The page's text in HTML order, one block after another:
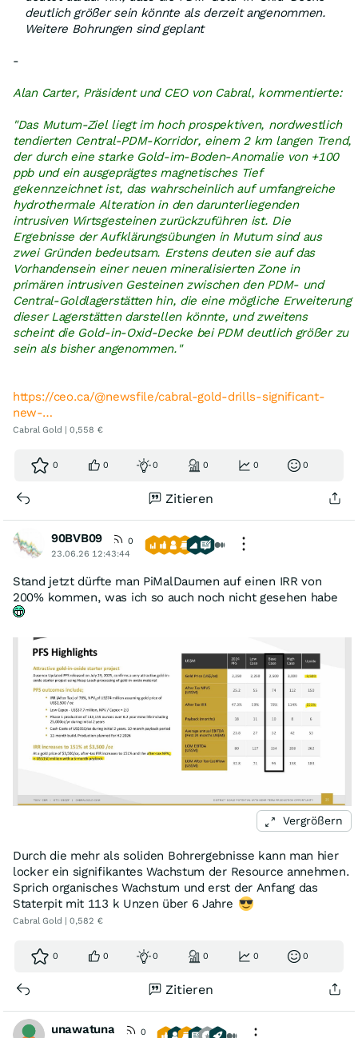
deutlich größer sein könnte als derzeit angenommen.
Weitere Bohrungen sind geplant
-
Alan Carter, Präsident und CEO von Cabral, kommentierte:
"Das Mutum-Ziel liegt im hoch prospektiven, nordwestlich
tendierten Central-PDM-Korridor, einem 2 km langen Trend,
der durch eine starke Gold-im-Boden-Anomalie von +100
ppb und ein ausgeprägtes magnetisches Tief
gekennzeichnet ist, das wahrscheinlich auf umfangreiche
hydrothermale Alteration in den darunterliegenden
intrusiven Wirtsgesteinen zurückzuführen ist. Die
Ergebnisse der Aufklärungsübungen in Mutum sind aus
zwei Gründen bedeutsam. Erstens deuten sie auf das
Vorhandensein einer neuen mineralisierten Zone in
primären intrusiven Gesteinen zwischen den PDM- und
Central-Goldlagerstätten hin, die eine mögliche Erweiterung
dieser Lagerstätten darstellen könnte, und zweitens
scheint die Gold-in-Oxid-Decke bei PDM deutlich größer zu
sein als bisher angenommen."
https://ceo.ca/@newsfile/cabral-gold-drills-significant-
new-…
Cabral Gold | 0,558 €
0 0 0 0 0 0
Zitieren
90BVB09
0
23.06.26 12:43:44
Stand jetzt dürfte man PiMalDaumen auf einen IRR von
200% kommen, was ich so auch noch nicht gesehen habe
Vergrößern
Durch die mehr als soliden Bohrergebnisse kann man hier
locker ein signifikantes Wachstum der Resource annehmen.
Sprich organisches Wachstum und erst der Anfang das
Staterpit mit 113 k Unzen über 6 Jahre
Cabral Gold | 0,582 €
0 0 0 0 0 0
Zitieren
unawatuna
0